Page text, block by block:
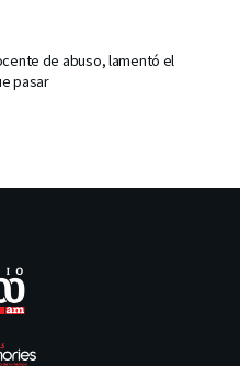
de abuso, lamentó el
pasar